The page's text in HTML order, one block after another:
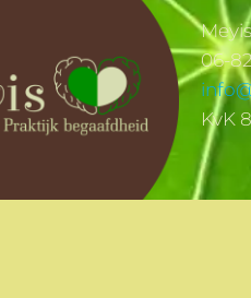
Meyis
06-
KvK